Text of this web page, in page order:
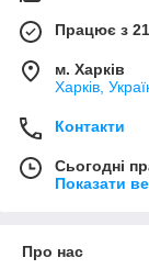
Працює з
м. Харків
Харків,
Контакти
Сьогодні
Показати
Про нас